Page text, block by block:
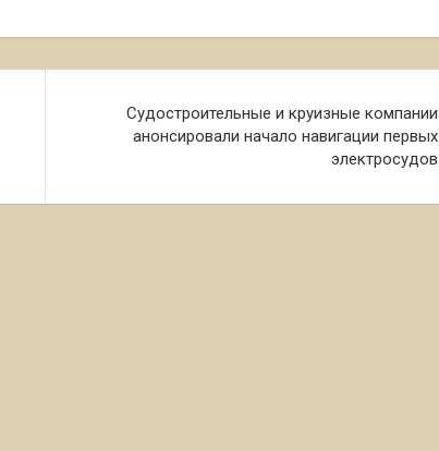
Судостроительные и круизные компании
анонсировали начало навигации первых
электросудов